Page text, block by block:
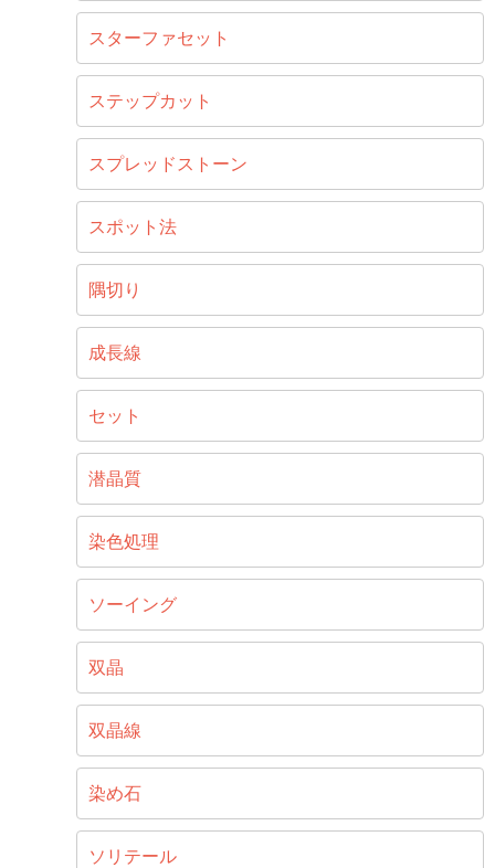
スターファセット
ステップカット
スプレッドストーン
スポット法
隅切り
成長線
セット
潜晶質
染色処理
ソーイング
双晶
双晶線
染め石
ソリテール